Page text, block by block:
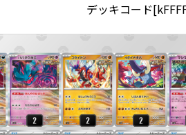
デッキコード